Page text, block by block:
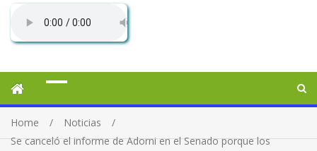
Home
Noticias
Se canceló el informe de Adorni en el Senado porque los